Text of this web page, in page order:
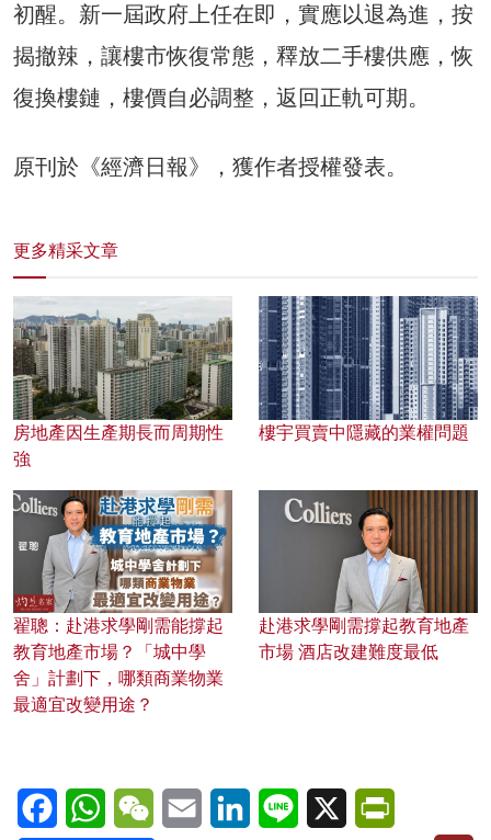
初醒。新一屆政府上任在即，實應以退為進，按
揭撤辣，讓樓市恢復常態，釋放二手樓供應，恢
復換樓鏈，樓價自必調整，返回正軌可期。
原刊於《經濟日報》，獲作者授權發表。
更多精采文章
房地產因生產期長而周期性
強
樓宇買賣中隱藏的業權問題
翟聰：赴港求學剛需能撐起
教育地產市場？「城中學
舍」計劃下，哪類商業物業
最適宜改變用途？
赴港求學剛需撐起教育地產
市場 酒店改建難度最低
FacebookWhatsAppWeChatEmail LinkedInLine X